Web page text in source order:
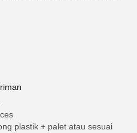
plastik + palet atau sesuai